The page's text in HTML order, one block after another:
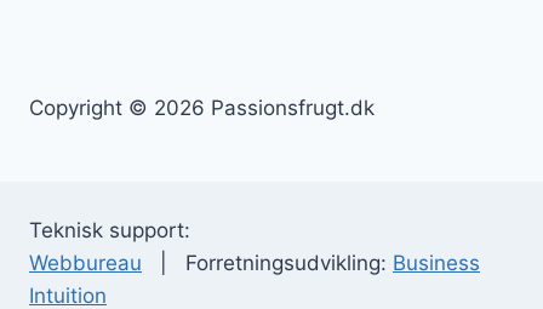
Copyright © 2026 Passionsfrugt.dk
Teknisk support:
Webbureau | Forretningsudvikling: Business
Intuition